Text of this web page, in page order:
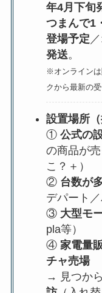
年4月下旬
つまんで1
登場予定
発送。
※オンライン
クから最新の
設置場所（
① 公式の
の商品が
こ？＋）
② 台数が
デパート
③ 大型モ
pla等）
④ 家電量
チャ売場
→ 見つか